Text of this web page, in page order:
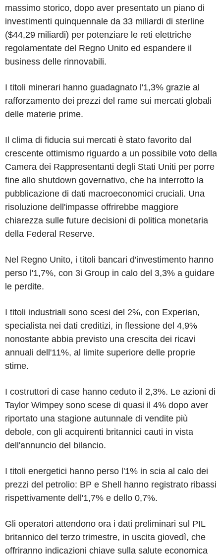
massimo storico, dopo aver presentato un piano di
investimenti quinquennale da 33 miliardi di sterline
($44,29 miliardi) per potenziare le reti elettriche
regolamentate del Regno Unito ed espandere il
business delle rinnovabili.
I titoli minerari hanno guadagnato l'1,3% grazie al
rafforzamento dei prezzi del rame sui mercati globali
delle materie prime.
Il clima di fiducia sui mercati è stato favorito dal
crescente ottimismo riguardo a un possibile voto della
Camera dei Rappresentanti degli Stati Uniti per porre
fine allo shutdown governativo, che ha interrotto la
pubblicazione di dati macroeconomici cruciali. Una
risoluzione dell'impasse offrirebbe maggiore
chiarezza sulle future decisioni di politica monetaria
della Federal Reserve.
Nel Regno Unito, i titoli bancari d'investimento hanno
perso l'1,7%, con 3i Group in calo del 3,3% a guidare
le perdite.
I titoli industriali sono scesi del 2%, con Experian,
specialista nei dati creditizi, in flessione del 4,9%
nonostante abbia previsto una crescita dei ricavi
annuali dell'11%, al limite superiore delle proprie
stime.
I costruttori di case hanno ceduto il 2,3%. Le azioni di
Taylor Wimpey sono scese di quasi il 4% dopo aver
riportato una stagione autunnale di vendite più
debole, con gli acquirenti britannici cauti in vista
dell'annuncio del bilancio.
I titoli energetici hanno perso l'1% in scia al calo dei
prezzi del petrolio: BP e Shell hanno registrato ribassi
rispettivamente dell'1,7% e dello 0,7%.
Gli operatori attendono ora i dati preliminari sul PIL
britannico del terzo trimestre, in uscita giovedì, che
offriranno indicazioni chiave sulla salute economica